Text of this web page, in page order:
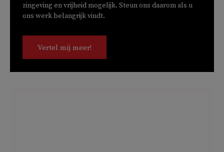
zingeving en vrijheid mogelijk. Steun ons daarom als u
ons werk belangrijk vindt.
Vertel mij meer!